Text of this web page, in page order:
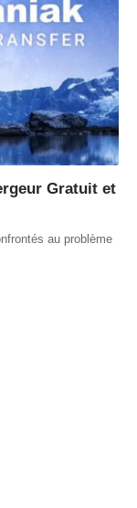
Gratuit et
au problème